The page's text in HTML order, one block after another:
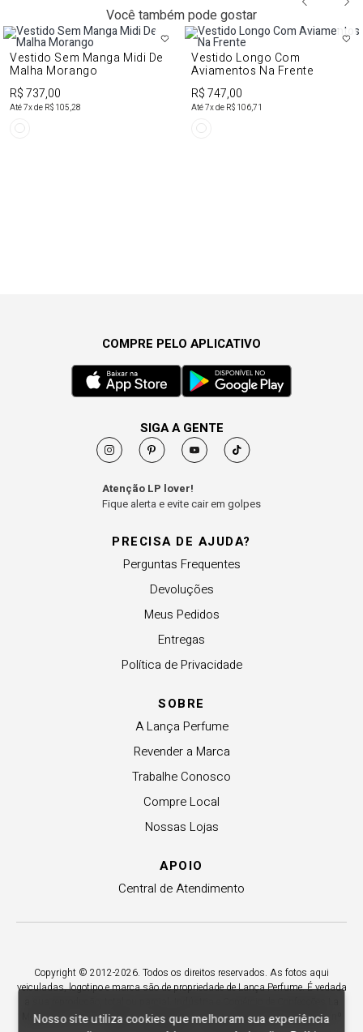
Nosso site utiliza cookies que melhoram sua experiência
Você também pode gostar
Vestido Sem Manga Midi De
Malha Morango
R$ 737,00
Até7x de R$ 105,28
Vestido Longo Com
Aviamentos Na Frente
R$ 747,00
Até7x de R$ 106,71
PRECISA DE AJUDA?
Perguntas Frequentes
Devoluções
Meus Pedidos
Entregas
Política de Privacidade
SOBRE
A Lança Perfume
Revender a Marca
Trabalhe Conosco
Compre Local
Nossas Lojas
APOIO
Central de Atendimento
COMPRE PELO APLICATIVO
SIGA A GENTE
Atenção LP lover!
Fique alerta e evite cair em golpes
Copyright © 2012-2026. Todos os direitos reservados. As fotos aqui
veiculadas, logotipo e marca são de propriedade de Lança Perfume. É vedada
Moda LTDA - CNPJ 79.653.119/0009-70 – Acesso estadual Rio Maina, nº